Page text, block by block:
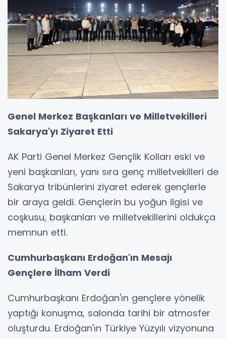
Genel Merkez Başkanları ve Milletvekilleri
Sakarya'yı Ziyaret Etti
AK Parti Genel Merkez Gençlik Kolları eski ve
yeni başkanları, yanı sıra genç milletvekilleri de
Sakarya tribünlerini ziyaret ederek gençlerle
bir araya geldi. Gençlerin bu yoğun ilgisi ve
coşkusu, başkanları ve milletvekillerini oldukça
memnun etti.
Cumhurbaşkanı Erdoğan'ın Mesajı
Gençlere İlham Verdi
Cumhurbaşkanı Erdoğan'ın gençlere yönelik
yaptığı konuşma, salonda tarihi bir atmosfer
oluşturdu. Erdoğan'ın Türkiye Yüzyılı vizyonuna